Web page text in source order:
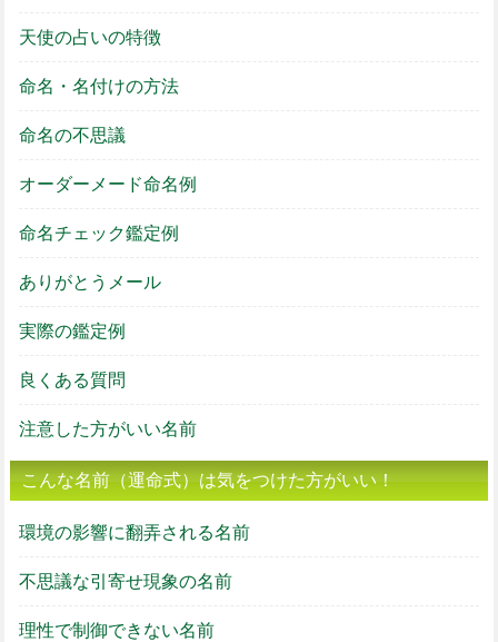
天使の占いの特徴
命名・名付けの方法
命名の不思議
オーダーメード命名例
命名チェック鑑定例
ありがとうメール
実際の鑑定例
良くある質問
注意した方がいい名前
こんな名前（運命式）は気をつけた方がいい！
環境の影響に翻弄される名前
不思議な引寄せ現象の名前
理性で制御できない名前